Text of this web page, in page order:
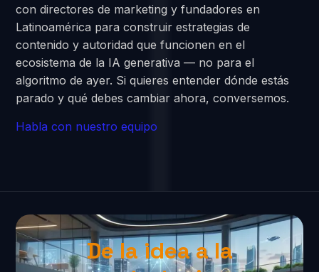
con directores de marketing y fundadores en
Latinoamérica para construir estrategias de
contenido y autoridad que funcionen en el
ecosistema de la IA generativa — no para el
algoritmo de ayer. Si quieres entender dónde estás
parado y qué debes cambiar ahora, conversemos.
Habla con nuestro equipo
De la idea a la